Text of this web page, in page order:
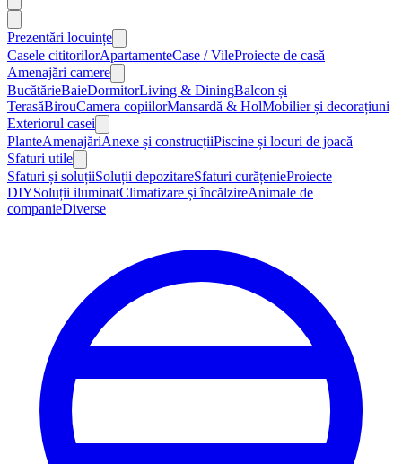
Prezentări locuințe
Casele cititorilorApartamenteCase / VileProiecte de casă
Amenajări camere
BucătărieBaieDormitorLiving & DiningBalcon și
TerasăBirouCamera copiilorMansardă & HolMobilier și decorațiuni
Exteriorul casei
PlanteAmenajăriAnexe și construcțiiPiscine și locuri de joacă
Sfaturi utile
Sfaturi și soluțiiSoluții depozitareSfaturi curățenieProiecte
DIYSoluții iluminatClimatizare și încălzireAnimale de
companieDiverse